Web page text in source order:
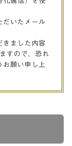
いたメール
きました内容
すので、恐れ
お願い申し上